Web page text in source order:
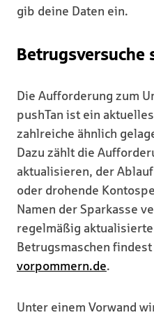
gib deine Daten ein.
Betrugsversuche
Die Aufforderung zum
pushTan ist ein
zahlreiche ähnlich
Dazu zählt die
aktualisieren, der
oder drohende
Namen der Sparkasse
regelmäßig
Betrugsmaschen
vorpommern.de.
Unter einem Vorwand